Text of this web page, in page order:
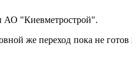
АО "Киевметрострой".
же переход пока не